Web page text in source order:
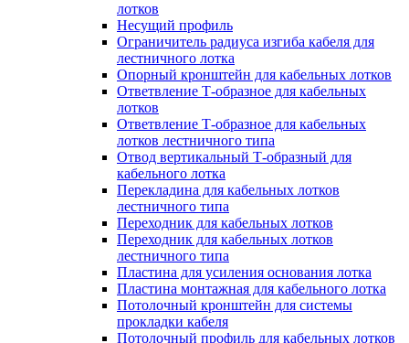
лотков
Несущий профиль
Ограничитель радиуса изгиба кабеля для
лестничного лотка
Опорный кронштейн для кабельных лотков
Ответвление Т-образное для кабельных
лотков
Ответвление Т-образное для кабельных
лотков лестничного типа
Отвод вертикальный Т-образный для
кабельного лотка
Перекладина для кабельных лотков
лестничного типа
Переходник для кабельных лотков
Переходник для кабельных лотков
лестничного типа
Пластина для усиления основания лотка
Пластина монтажная для кабельного лотка
Потолочный кронштейн для системы
прокладки кабеля
Потолочный профиль для кабельных лотков